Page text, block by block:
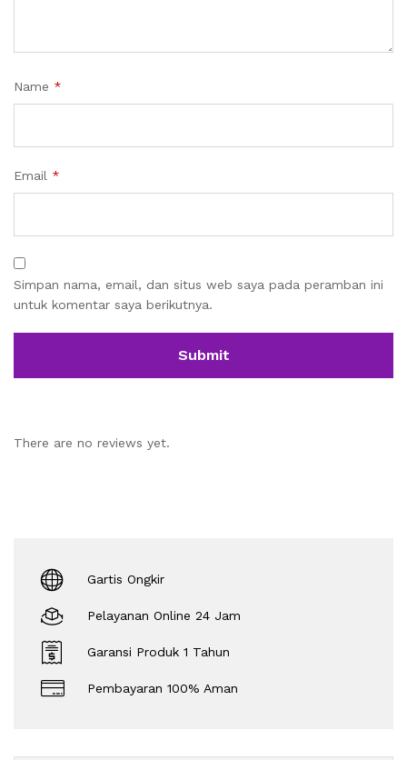
Name *
Email *
Simpan nama, email, dan situs web saya pada peramban ini
untuk komentar saya berikutnya.
There are no reviews yet.
Gartis Ongkir
Pelayanan Online 24 Jam
Garansi Produk 1 Tahun
Pembayaran 100% Aman